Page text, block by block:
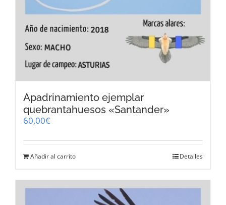
Apadrinamiento ejemplar
quebrantahuesos «Santander»
60,00€
Añadir al carrito Detalles